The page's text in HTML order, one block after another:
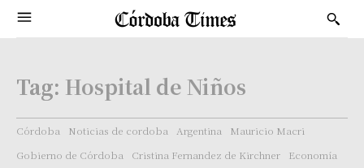
Tag: Hospital de Niños
Córdoba Noticias de cordoba Argentina
Mauricio Macri
Gobierno de Córdoba
Cristina Fernandez de Kirchner
Economía